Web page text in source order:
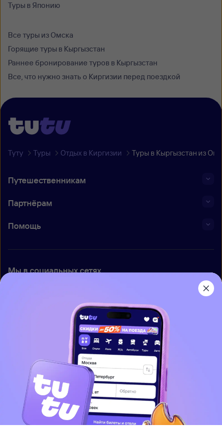
Туры в Японию
Все туры из Омска
Горящие туры в Кыргызстан
Раннее бронирование туров в Кыргызстан
Все, что нужно знать о Киргизии перед поездкой
Туту Туры Отдых в Киргизии Туры в Кыргызстан из
Путешественникам
Партнёрам
Помощь
Мы в социальных сетях
Приложение Туту
Вакансии
Контакты
Правовая информация